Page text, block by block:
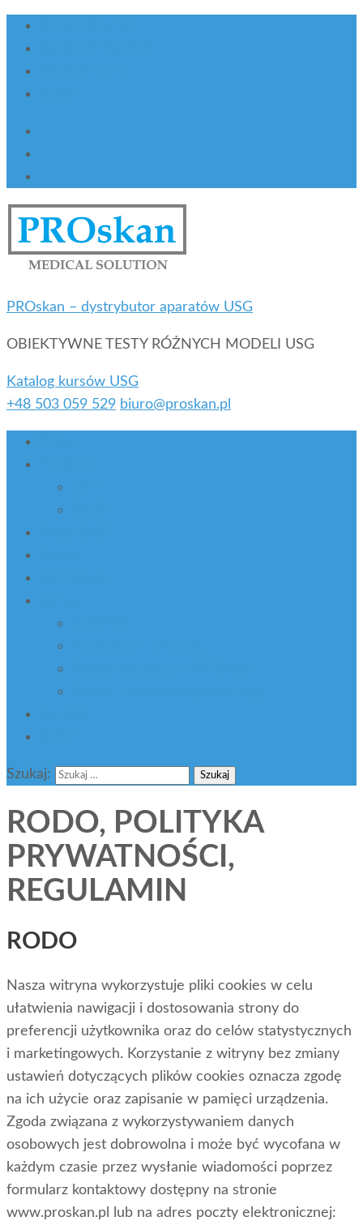
PROskan – dystrybutor aparatów USG
OBIEKTYWNE TESTY RÓŻNYCH MODELI USG
Katalog kursów USG
+48 503 059 529 biuro@proskan.pl
Szukaj:
RODO, POLITYKA
PRYWATNOŚCI,
REGULAMIN
RODO
Nasza witryna wykorzystuje pliki cookies w celu
ułatwienia nawigacji i dostosowania strony do
preferencji użytkownika oraz do celów statystycznych
i marketingowych. Korzystanie z witryny bez zmiany
ustawień dotyczących plików cookies oznacza zgodę
na ich użycie oraz zapisanie w pamięci urządzenia.
Zgoda związana z wykorzystywaniem danych
osobowych jest dobrowolna i może być wycofana w
każdym czasie przez wysłanie wiadomości poprzez
formularz kontaktowy dostępny na stronie
www.proskan.pl lub na adres poczty elektronicznej: